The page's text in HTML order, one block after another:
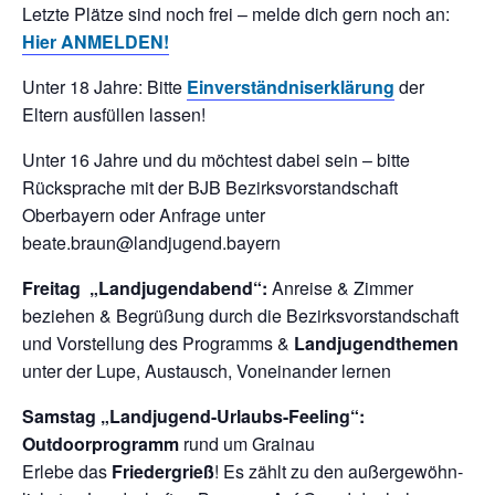
Letzte Plätze sind noch frei – melde dich gern noch an:
Hier ANMELDEN!
Unter 18 Jahre: Bitte Einverständniserklärung der
Eltern ausfüllen lassen!
Unter 16 Jahre und du möchtest dabei sein – bitte
Rücksprache mit der BJB Bezirksvorstandschaft
Oberbayern oder Anfrage unter
beate.braun@landjugend.bayern
Freitag „Landjugendabend“: Anreise & Zimmer
beziehen & Begrüßung durch die Bezirksvorstandschaft
und Vorstellung des Programms & Landjugendthemen
unter der Lupe, Austausch, Voneinander lernen
Samstag „Landjugend-Urlaubs-Feeling“:
Outdoorprogramm rund um Grainau
Erlebe das Friedergrieß! Es zählt zu den außer­ge­wöhn­